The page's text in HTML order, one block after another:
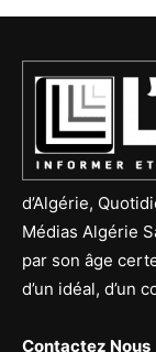
d’Algérie,
Médias Algérie
par son âge
d’un idéal, d’un
Contactez Nous